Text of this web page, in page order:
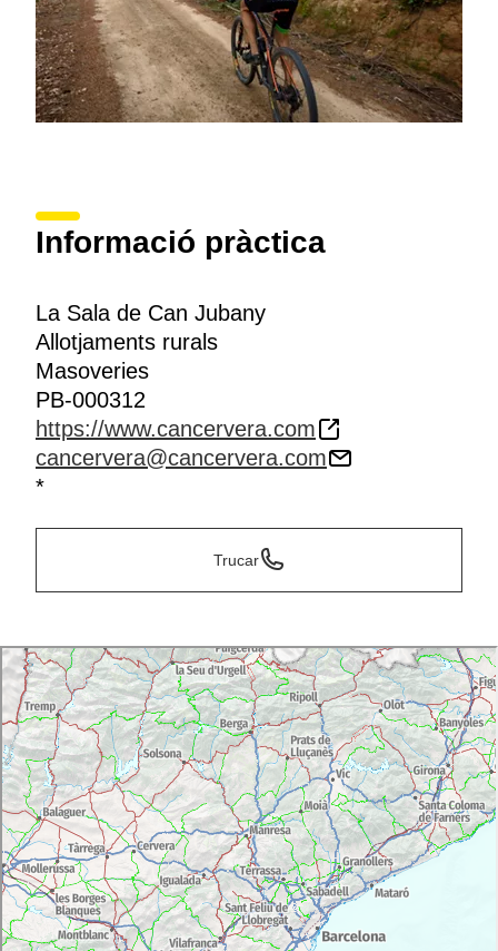
Informació pràctica
La Sala de Can Jubany
Allotjaments rurals
Masoveries
PB-000312
https://www.cancervera.com
cancervera@cancervera.com
*
Trucar